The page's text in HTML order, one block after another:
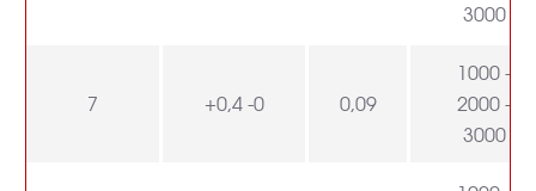
3000
7 +0,4 -0 0,09
1000 -
2000 -
3000